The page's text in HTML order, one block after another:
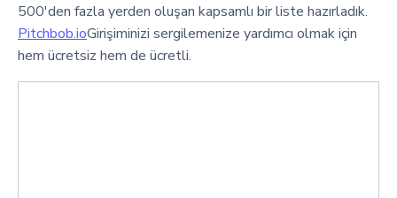
500'den fazla yerden oluşan kapsamlı bir liste hazırladık.
Pitchbob.ioGirişiminizi sergilemenize yardımcı olmak için
hem ücretsiz hem de ücretli.